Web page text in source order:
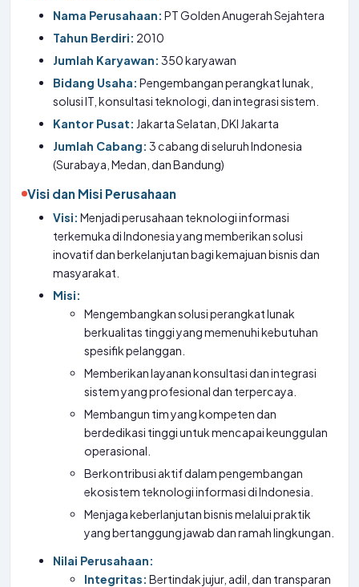
Nama Perusahaan: PT Golden Anugerah Sejahtera
Tahun Berdiri: 2010
Jumlah Karyawan: 350 karyawan
Bidang Usaha: Pengembangan perangkat lunak,
solusi IT, konsultasi teknologi, dan integrasi sistem.
Kantor Pusat: Jakarta Selatan, DKI Jakarta
Jumlah Cabang: 3 cabang di seluruh Indonesia
(Surabaya, Medan, dan Bandung)
Visi dan Misi Perusahaan
Visi: Menjadi perusahaan teknologi informasi
terkemuka di Indonesia yang memberikan solusi
inovatif dan berkelanjutan bagi kemajuan bisnis dan
masyarakat.
Misi:
Mengembangkan solusi perangkat lunak
berkualitas tinggi yang memenuhi kebutuhan
spesifik pelanggan.
Memberikan layanan konsultasi dan integrasi
sistem yang profesional dan terpercaya.
Membangun tim yang kompeten dan
berdedikasi tinggi untuk mencapai keunggulan
operasional.
Berkontribusi aktif dalam pengembangan
ekosistem teknologi informasi di Indonesia.
Menjaga keberlanjutan bisnis melalui praktik
yang bertanggung jawab dan ramah lingkungan.
Nilai Perusahaan:
Integritas: Bertindak jujur, adil, dan transparan